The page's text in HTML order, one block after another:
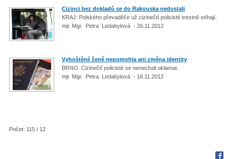
Cizinci bez dokladů se do Rakouska nedostali
KRAJ: Polského převaděče už cizinečtí policisté trestně stíhají.
mjr. Mgr. Petra Ledabylová - 26.11.2012
Vyhoštěné ženě nepomohla ani změna identity
BRNO: Cizinečtí policisté se nenechali oklamat.
mjr. Mgr. Petra Ledabylová - 16.11.2012
Počet: 115 / 12